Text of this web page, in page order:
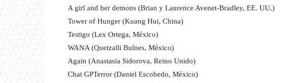
A girl and her demons (Brian y Laurence Avenet-Bradley, EE. UU.)
Tower of Hunger (Kuang Hui, China)
Testigo (Lex Ortega, México)
WANA (Quetzalli Bulnes, México)
Again (Anastasia Sidorova, Reino Unido)
Chat GPTerror (Daniel Escobedo, México)